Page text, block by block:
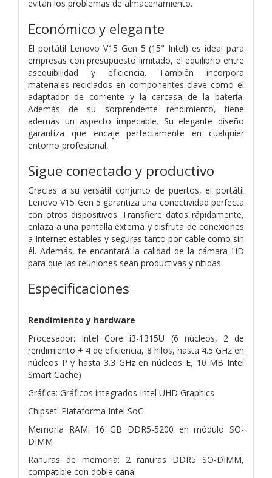
evitan los problemas de almacenamiento.
Económico y elegante
El portátil Lenovo V15 Gen 5 (15" Intel) es ideal para
empresas con presupuesto limitado, el equilibrio entre
asequibilidad y eficiencia. También incorpora
materiales reciclados en componentes clave como el
adaptador de corriente y la carcasa de la batería.
Además de su sorprendente rendimiento, tiene
además un aspecto impecable. Su elegante diseño
garantiza que encaje perfectamente en cualquier
entorno profesional.
Sigue conectado y productivo
Gracias a su versátil conjunto de puertos, el portátil
Lenovo V15 Gen 5 garantiza una conectividad perfecta
con otros dispositivos. Transfiere datos rápidamente,
enlaza a una pantalla externa y disfruta de conexiones
a Internet estables y seguras tanto por cable como sin
él. Además, te encantará la calidad de la cámara HD
para que las reuniones sean productivas y nítidas
Especificaciones
Rendimiento y hardware
Procesador: Intel Core i3-1315U (6 núcleos, 2 de
rendimiento + 4 de eficiencia, 8 hilos, hasta 4.5 GHz en
núcleos P y hasta 3.3 GHz en núcleos E, 10 MB Intel
Smart Cache)
Gráfica: Gráficos integrados Intel UHD Graphics
Chipset: Plataforma Intel SoC
Memoria RAM: 16 GB DDR5-5200 en módulo SO-
DIMM
Ranuras de memoria: 2 ranuras DDR5 SO-DIMM,
compatible con doble canal